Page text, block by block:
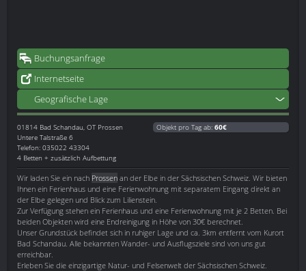
Buchungsanfrage
Internetseite
Geografische Lage
01814 Bad Schandau, OT Prossen
Untere Talstraße 6
Telefon: 035022 43304
4 Betten + zusätzlich Aufbettung
Objekt pro Tag ab: 60€
Wir laden Sie ein nach Prossen an der Elbe in der Sächsischen Schweiz. Wir bieten
Ihnen ein Ferienhaus und eine Ferienwohnung mit separatem Eingang direkt an
der Elbe gelegen und Blick zum Lilienstein.
Zur Verfügung stehen ein Ferienhaus und eine Ferienwohnung mit je 2 Betten. Bei
beiden Objekten wird eine Endreinigung in Höhe von 30€ berechnet.
Unser Grundstück befindet sich in ruhiger Lage und ca. 3km entfernt vom Kurort
Bad Schandau. Alle bekannten Wander- und Ausflugsziele sind von uns gut
erreichbar.
Erleben Sie die einzigartige Natur- und Felsenwelt der Sächsischen Schweiz.